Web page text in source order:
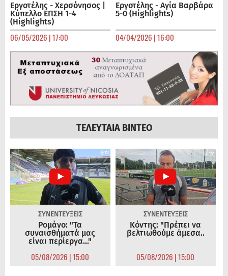
Εργοτέλης - Χερσόνησος |
Κύπελλο ΕΠΣΗ 1-4
(Highlights)
06/05/2026 | 17:00
Εργοτέλης - Αγία Βαρβάρα
5-0 (Highlights)
04/04/2026 | 16:00
ΤΕΛΕΥΤΑΙΑ ΒΙΝΤΕΟ
ΣΥΝΕΝΤΕΥΞΕΙΣ
Ρομάνο: "Τα
συναισθήματά μας
είναι περίεργα..."
05/08/2026 | 15:00
ΣΥΝΕΝΤΕΥΞΕΙΣ
Κόντης: "Πρέπει να
βελτιωθούμε άμεσα..
05/08/2026 | 15:00